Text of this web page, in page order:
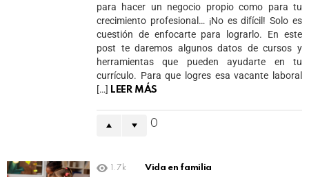
para hacer un negocio propio como para tu
crecimiento profesional… ¡No es difícil! Solo es
cuestión de enfocarte para lograrlo. En este
post te daremos algunos datos de cursos y
herramientas que pueden ayudarte en tu
currículo. Para que logres esa vacante laboral
[…] LEER MÁS
0
1.7k Vida en familia